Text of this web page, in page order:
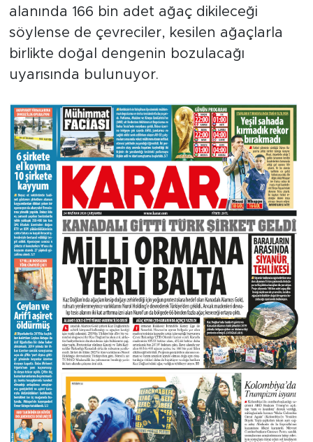
alanında 166 bin adet ağaç dikileceği
söylense de çevreciler, kesilen ağaçlarla
birlikte doğal dengenin bozulacağı
uyarısında bulunuyor.